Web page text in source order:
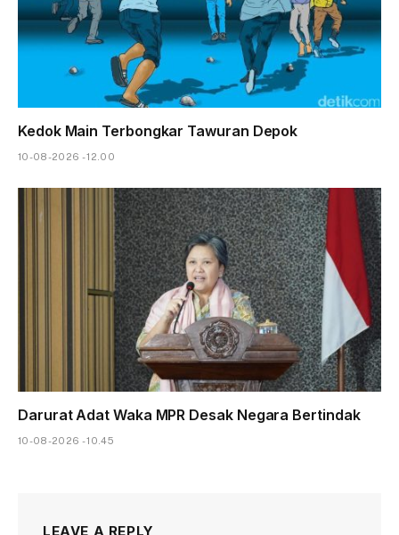
Kedok Main Terbongkar Tawuran Depok
10-08-2026 - 12.00
Darurat Adat Waka MPR Desak Negara Bertindak
10-08-2026 - 10.45
LEAVE A REPLY